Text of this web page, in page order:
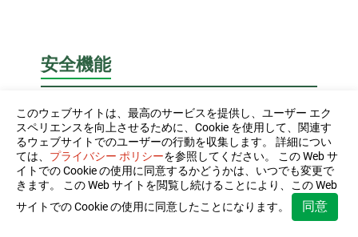
安全機能
過負荷保護機能：トルクリミッタ等
の過負荷検知で設備の過負荷運転を
防止。
非常停止装置：非常停止ボタンを各
所に標準装備し、作業安全を確保。
このウェブサイトは、最高のサービスを提供し、ユーザー エク
スペリエンスを向上させるために、Cookie を使用して、関連す
るウェブサイトでのユーザーの行動を収集します。 詳細につい
ては、 プライバシー ポリシーを参照してください。 この Web サ
イトでの Cookie の使用に同意するかどうかは、いつでも変更で
きます。 この Web サイトを閲覧し続けることにより、この Web
サイトでの Cookie の使用に同意したことになります。
同意